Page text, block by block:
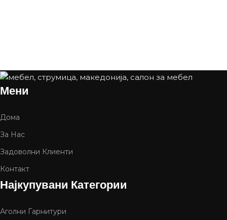
Мени
Дома
За Нас
Задоволни Клиенти
Контакт
Најкупувани Категории
Аголни Гарнитури